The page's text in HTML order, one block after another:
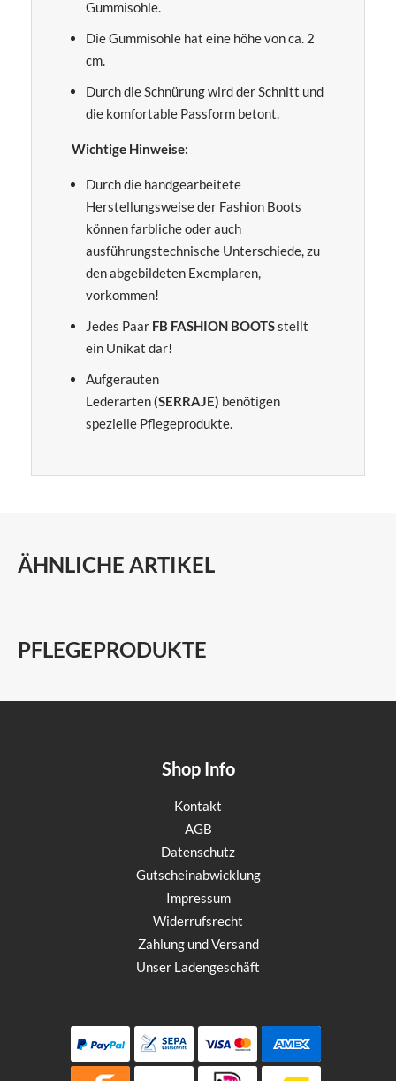
Gummisohle.
Die Gummisohle hat eine höhe von ca. 2
cm.
Durch die Schnürung wird der Schnitt und
die komfortable Passform betont.
Wichtige Hinweise:
Durch die handgearbeitete
Herstellungsweise der Fashion Boots
können farbliche oder auch
ausführungstechnische Unterschiede, zu
den abgebildeten Exemplaren,
vorkommen!
Jedes Paar FB FASHION BOOTSstellt
ein Unikat dar!
Aufgerauten
Lederarten(SERRAJE) benötigen
spezielle Pflegeprodukte.
ÄHNLICHE ARTIKEL
PFLEGEPRODUKTE
Shop Info
Kontakt
AGB
Datenschutz
Gutscheinabwicklung
Impressum
Widerrufsrecht
Zahlung und Versand
Unser Ladengeschäft